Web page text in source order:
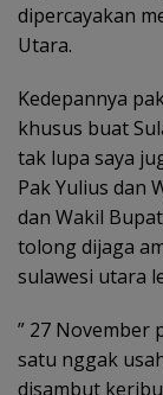
dipercayakan
Utara.
Kedepannya
khusus buat
tak lupa saya
Pak Yulius dan
dan Wakil
tolong dijaga
sulawesi utara
” 27 November
satu nggak
disambut